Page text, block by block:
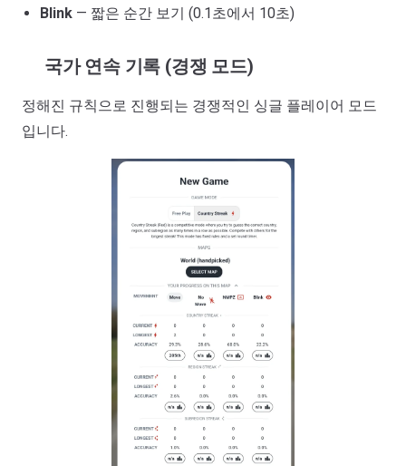
Blink — 짧은 순간 보기 (0.1초에서 10초)
국가 연속 기록 (경쟁 모드)
정해진 규칙으로 진행되는 경쟁적인 싱글 플레이어 모드
입니다.